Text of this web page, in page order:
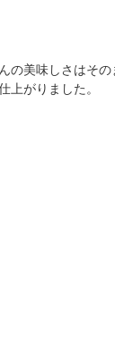
の美味しさはそ
上がりました。